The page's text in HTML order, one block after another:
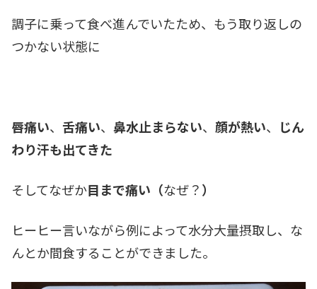
調子に乗って食べ進んでいたため、もう取り返しの
つかない状態に
唇痛い、 舌痛い、 鼻水止まらない、 顔が熱い、
じん
わり汗も出てきた
そしてなぜか目まで痛い（なぜ？）
ヒーヒー言いながら例によって水分大量摂取し、な
んとか間食することができました。